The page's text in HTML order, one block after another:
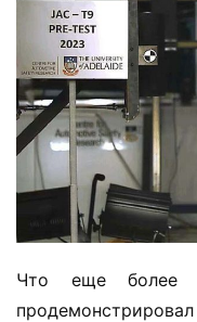
Что еще более